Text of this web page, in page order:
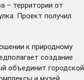
– территории от
Проект получил
к природному
создание
объединит городской